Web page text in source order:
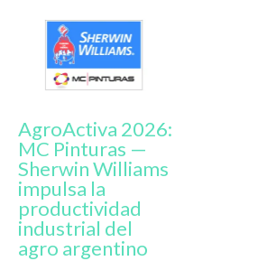
AgroActiva 2026:
MC Pinturas —
Sherwin Williams
impulsa la
productividad
industrial del
agro argentino